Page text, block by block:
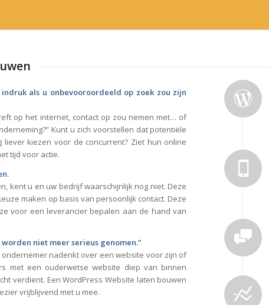
als u onbevooroordeeld op zoek zou zijn
op het internet, contact op zou nemen met… of
Kunt u zich voorstellen dat potentiële
kiezen voor de concurrent? Ziet hun online
tijd voor actie.
kent u en uw bedrijf waarschijnlijk nog niet. Deze
maken op basis van persoonlijk contact. Deze
voor een leverancier bepalen aan de hand van
niet meer serieus genomen.”
nadenkt over een website voor zijn of
met een ouderwetse website diep van binnen
verdient. Een WordPress Website laten bouwen
vrijblijvend met u mee.